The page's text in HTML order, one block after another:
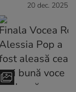
20 dec. 2025